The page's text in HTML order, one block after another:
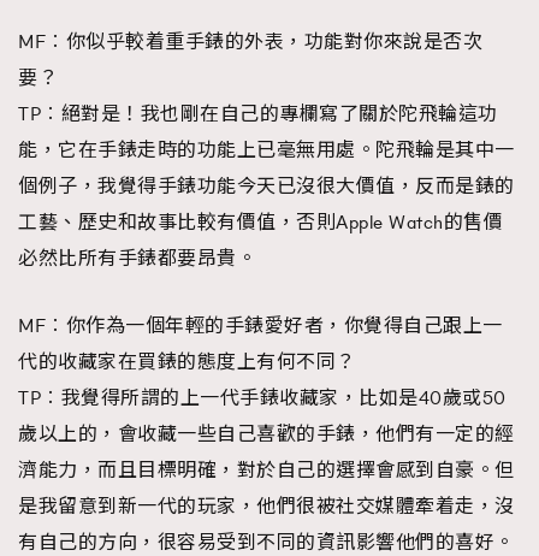
MF︰你似乎較着重手錶的外表，功能對你來說是否次
要？
TP︰絕對是！我也剛在自己的專欄寫了關於陀飛輪這功
能，它在手錶走時的功能上已毫無用處。陀飛輪是其中一
個例子，我覺得手錶功能今天已沒很大價值，反而是錶的
工藝、歷史和故事比較有價值，否則Apple Watch的售價
必然比所有手錶都要昂貴。
MF︰你作為一個年輕的手錶愛好者，你覺得自己跟上一
代的收藏家在買錶的態度上有何不同？
TP︰我覺得所謂的上一代手錶收藏家，比如是40歲或50
歲以上的，會收藏一些自己喜歡的手錶，他們有一定的經
濟能力，而且目標明確，對於自己的選擇會感到自豪。但
是我留意到新一代的玩家，他們很被社交媒體牽着走，沒
有自己的方向，很容易受到不同的資訊影響他們的喜好。